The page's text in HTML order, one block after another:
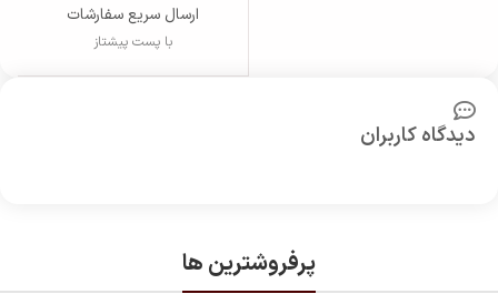
ارسال سریع سفارشات
با پست پیشتاز
دیدگاه کاربران
پرفروشترین ها